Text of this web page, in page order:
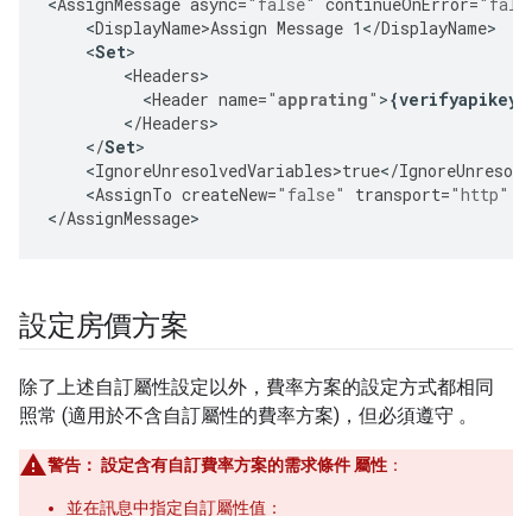
<AssignMessage async="false" continueOnError=
<DisplayName>Assign Message 1 </DisplayName
<Set
<Headers
<Header name="apprating" >{verifyapikey
</Headers>
</Set
<IgnoreUnresolvedVariables>true</
<AssignTo createNew="false" transport="http"
</AssignMessage>
設定房價方案
除了上述自訂屬性設定以外，費率方案的設定方式都相同
照常 (適用於不含自訂屬性的費率方案)，但必須遵守 。
警告： 設定含有自訂費率方案的需求條件 屬性 ：
並在訊息中指定自訂屬性值：